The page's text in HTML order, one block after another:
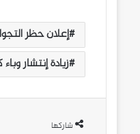
إعلان حظر
زيادة إنتشار
شاركها